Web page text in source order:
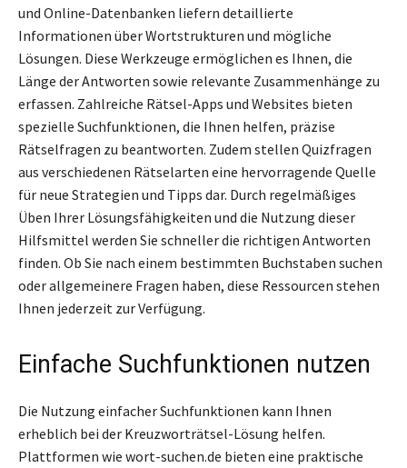
und Online-Datenbanken liefern detaillierte
Informationen über Wortstrukturen und mögliche
Lösungen. Diese Werkzeuge ermöglichen es Ihnen, die
Länge der Antworten sowie relevante Zusammenhänge zu
erfassen. Zahlreiche Rätsel-Apps und Websites bieten
spezielle Suchfunktionen, die Ihnen helfen, präzise
Rätselfragen zu beantworten. Zudem stellen Quizfragen
aus verschiedenen Rätselarten eine hervorragende Quelle
für neue Strategien und Tipps dar. Durch regelmäßiges
Üben Ihrer Lösungsfähigkeiten und die Nutzung dieser
Hilfsmittel werden Sie schneller die richtigen Antworten
finden. Ob Sie nach einem bestimmten Buchstaben suchen
oder allgemeinere Fragen haben, diese Ressourcen stehen
Ihnen jederzeit zur Verfügung.
Einfache Suchfunktionen nutzen
Die Nutzung einfacher Suchfunktionen kann Ihnen
erheblich bei der Kreuzworträtsel-Lösung helfen.
Plattformen wie wort-suchen.de bieten eine praktische